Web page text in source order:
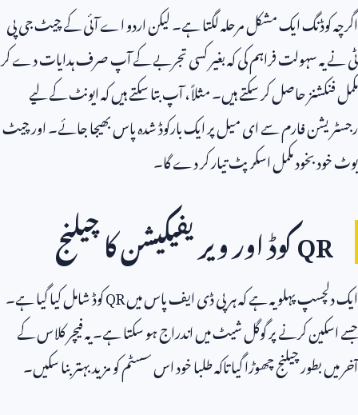
اگرچہ کوڈنگ ایک مشکل مرحلہ لگتا ہے۔ لیکن اردو اے آئی کے چیٹ جی پی
ٹی نے یہ سہولت فراہم کی کہ بغیر کسی تجربے کے آپ صرف ہدایات دے کر
مکمل فنکشنز حاصل کر سکتے ہیں۔ مثلاً، آپ بتا سکتے ہیں کہ ایونٹ کے لیے
رجسٹریشن فارم سے ای میل پر ایک بارکوڈ شدہ پاس بھیجا جائے۔ اور چیٹ
بوٹ خود بخود مکمل اسکرپٹ تیار کر دے گا۔
QRکوڈ اور ویریفیکیشن کا چیلنج
ایک دلچسپ پہلو یہ ہے کہ ہر پی ڈی ایف پاس میںQRکوڈ شامل کیا گیا ہے۔
جسے اسکین کرنے پر گوگل شیٹ میں اندراج ہو سکتا ہے۔ یہ فیچر کلاس کے
آخر میں بطور چیلنج چھوڑا گیا تاکہ طلبا خود اس سسٹم کو مزید بہتر بنا سکیں۔